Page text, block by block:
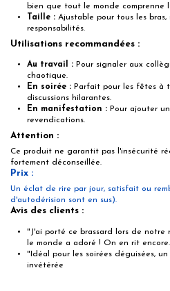
bien que tout le monde comprenne
Taille : Ajustable pour tous les bras,
responsabilités.
Utilisations recommandées :
Au travail : Pour signaler aux
chaotique.
En soirée : Parfait pour les fêtes à
discussions hilarantes.
En manifestation : Pour ajouter
revendications.
Attention :
Ce produit ne garantit pas l'insécurité
fortement déconseillée.
Prix :
Un éclat de rire par jour, satisfait ou
d'autodérision sont en sus).
Avis des clients :
"J'ai porté ce brassard lors de
le monde a adoré ! On en rit
"Idéal pour les soirées déguisées,
invétérée